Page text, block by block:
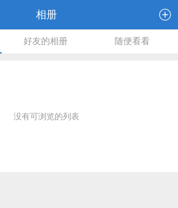
相册
好友的相册 随便看看
没有可浏览的列表